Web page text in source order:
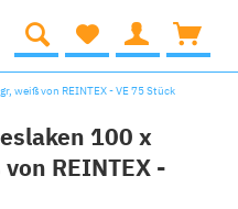
weiß von REINTEX - VE 75 Stück
100 x
REINTEX -